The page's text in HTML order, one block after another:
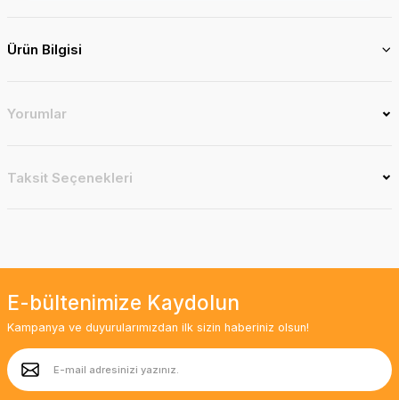
Ürün Bilgisi
Yorumlar
Taksit Seçenekleri
E-bültenimize Kaydolun
Kampanya ve duyurularımızdan ilk sizin haberiniz olsun!